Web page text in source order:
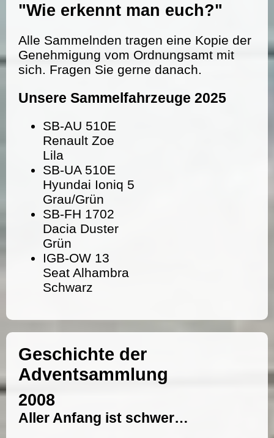
"Wie erkennt man euch?"
Alle Sammelnden tragen eine Kopie der
Genehmigung vom Ordnungsamt mit
sich. Fragen Sie gerne danach.
Unsere Sammelfahrzeuge 2025
SB-AU 510E
Renault Zoe
Lila
SB-UA 510E
Hyundai Ioniq 5
Grau/Grün
SB-FH 1702
Dacia Duster
Grün
IGB-OW 13
Seat Alhambra
Schwarz
Geschichte der
Adventsammlung
2008
Aller Anfang ist schwer…